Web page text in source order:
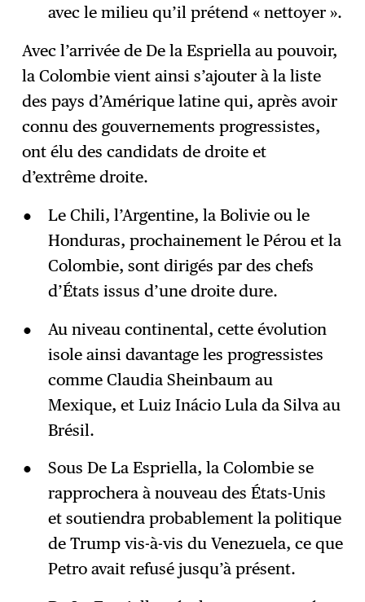
avec le milieu qu’il prétend « nettoyer ».
Avec l’arrivée de De la Espriella au pouvoir,
la Colombie vient ainsi s’ajouter à la liste
des pays d’Amérique latine qui, après avoir
connu des gouvernements progressistes,
ont élu des candidats de droite et
d’extrême droite.
Le Chili, l’Argentine, la Bolivie ou le
Honduras, prochainement le Pérou et la
Colombie, sont dirigés par des chefs
d’États issus d’une droite dure.
Au niveau continental, cette évolution
isole ainsi davantage les progressistes
comme Claudia Sheinbaum au
Mexique, et Luiz Inácio Lula da Silva au
Brésil.
Sous De La Espriella, la Colombie se
rapprochera à nouveau des États-Unis
et soutiendra probablement la politique
de Trump vis-à-vis du Venezuela, ce que
Petro avait refusé jusqu’à présent.